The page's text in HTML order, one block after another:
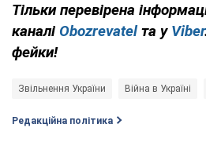
Тільки перевірена
каналі Obozrevatelта у Viber
фейки!
Звільнення України Війна в Україні
Редакційна політика